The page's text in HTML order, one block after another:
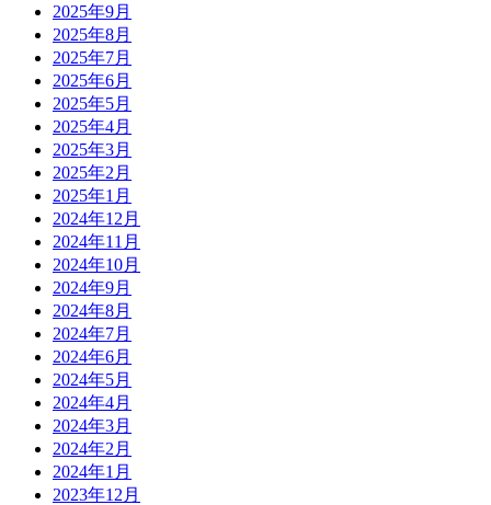
2025年9月
2025年8月
2025年7月
2025年6月
2025年5月
2025年4月
2025年3月
2025年2月
2025年1月
2024年12月
2024年11月
2024年10月
2024年9月
2024年8月
2024年7月
2024年6月
2024年5月
2024年4月
2024年3月
2024年2月
2024年1月
2023年12月